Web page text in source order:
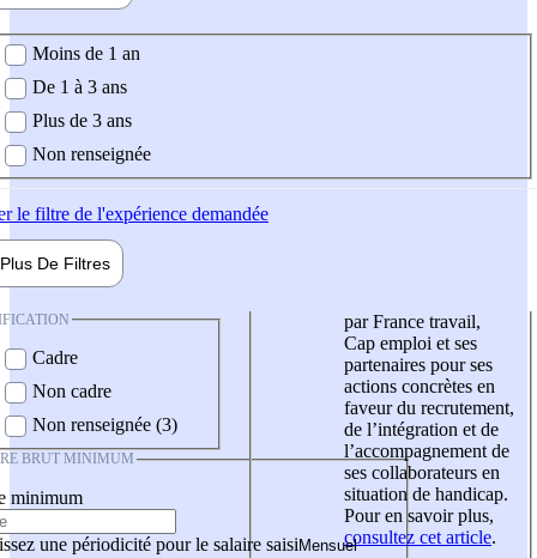
demandée
Moins de 1 an
De 1 à 3 ans
Plus de 3 ans
Non renseignée
le filtre de l'expérience demandée
Plus De Filtres
Cadre
Non cadre
Non renseignée (3)
BRUT MINIMUM
minimum
une périodicité pour le salaire saisi
par France travail,
Cap emploi et ses
partenaires pour ses
actions concrètes en
faveur du recrutement,
de l’intégration et de
l’accompagnement de
ses collaborateurs en
situation de handicap.
Pour en savoir plus,
consultez cet article.